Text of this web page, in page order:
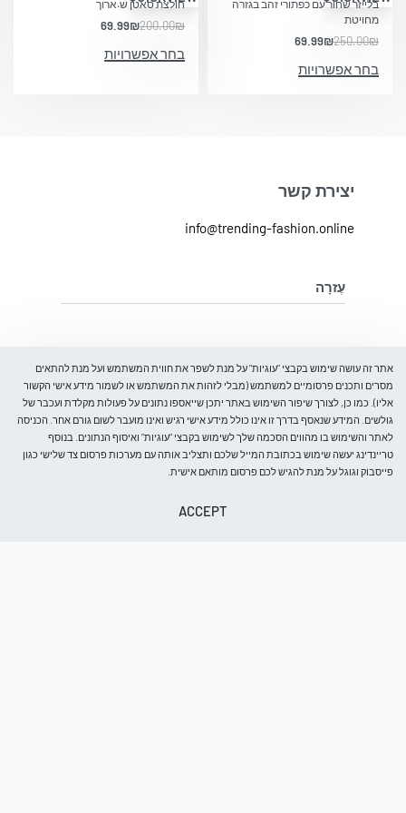
בלייזר שחור עם כפתורי זהב בגזרה
מחויטת
250.00₪
69.99₪
בחר אפשרויות
חולצת סאטן ש.ארוך
200.00₪
69.99₪
בחר אפשרויות
יצירת קשר
info@trending-fashion.online
עֶזרָה
מדיניות פרטיות
על אודות
בלוג
צור קשר
קבל 5% הנחה
אתר זה עושה שימוש בקבצי "עוגיות" על מנת לשפר את חווית המשתמש ועל מנת להתאים
מסרים ותכנים פרסומיים למשתמש (מבלי לזהות את המשתמש או לשמור מידע אישי הקשור
אליו). כמו כן, לצורך שיפור השימוש באתר יתכן שייאספו נתונים על פעולות מקלדת ועכבר של
גולשים. המידע שנאסף בדרך זו אינו כולל מידע אישי רגיש ואינו מועבר לשום גורם אחר. הכניסה
לאתר והשימוש בו מהווים הסכמה שלך לשימוש בקבצי "עוגיות" ואיסוף הנתונים. בנוסף
טריינדינג יעשה שימוש בכתובת המייל שלכם ותצליב אותה עם מערכות פרסום צד שלישי כגון
פייסבוק וגוגל על מנת להגיש לכם פרסום מותאם אישית.
ACCEPT